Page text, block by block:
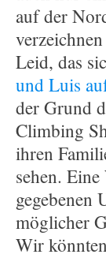
auf der
Leid, das
und Luis
der Grund
Climbing
ihren
sehen.
gegebenen
möglicher
Wir